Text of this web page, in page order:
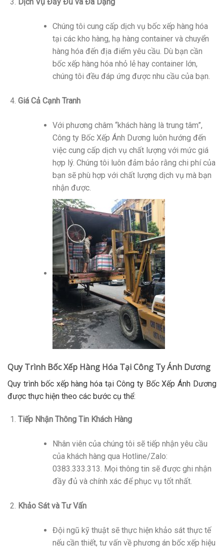
Chúng tôi cung cấp dịch vụ bốc xếp hàng hóa
tại các kho hàng, hạ hàng container và chuyển
hàng hóa đến địa điểm yêu cầu. Dù bạn cần
bốc xếp hàng hóa nhỏ lẻ hay container lớn,
chúng tôi đều đáp ứng được nhu cầu của bạn.
Giá Cả Cạnh Tranh
Với phương châm “khách hàng là trung tâm”,
Công ty Bốc Xếp Ánh Dương luôn hướng đến
việc cung cấp dịch vụ chất lượng với mức giá
hợp lý. Chúng tôi luôn đảm bảo rằng chi phí của
bạn sẽ phù hợp với chất lượng dịch vụ mà bạn
nhận được.
Quy Trình Bốc Xếp Hàng Hóa Tại Công Ty Ánh Dương
Quy trình bốc xếp hàng hóa tại Công ty Bốc Xếp Ánh Dương
được thực hiện theo các bước cụ thể:
Tiếp Nhận Thông Tin Khách Hàng
Nhân viên của chúng tôi sẽ tiếp nhận yêu cầu
của khách hàng qua Hotline/Zalo:
0383.333.313. Mọi thông tin sẽ được ghi nhận
đầy đủ và chính xác để phục vụ tốt nhất.
Khảo Sát và Tư Vấn
Đội ngũ kỹ thuật sẽ thực hiện khảo sát thực tế
nếu cần thiết, tư vấn về phương án bốc xếp hiệu